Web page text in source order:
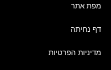
מפת אתר
דף נחיתה
מדיניות הפרטיות